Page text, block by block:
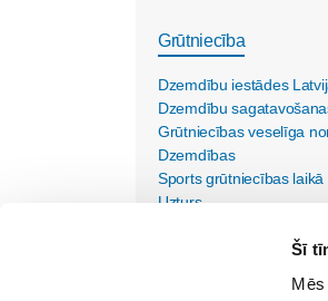
Šī
Grūtniecība
Dzemdību iestādes
Dzemdību
Grūtniecības veselīga
Dzemdības
Sports grūtniecības laikā
Uzturs